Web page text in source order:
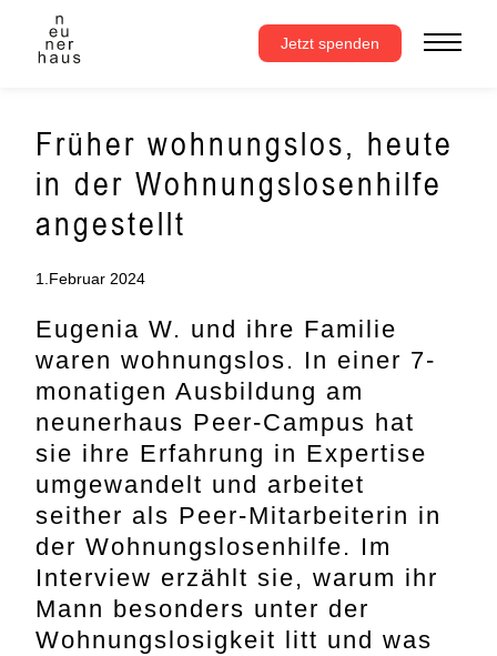
springen
Jetzt spenden
Früher wohnungslos, heute
in der Wohnungslosenhilfe
angestellt
1.Februar 2024
Eugenia W. und ihre Familie
waren wohnungslos. In einer 7-
monatigen Ausbildung am
neunerhaus Peer-Campus hat
sie ihre Erfahrung in Expertise
umgewandelt und arbeitet
seither als Peer-Mitarbeiterin in
der Wohnungslosenhilfe. Im
Interview erzählt sie, warum ihr
Mann besonders unter der
Wohnungslosigkeit litt und was